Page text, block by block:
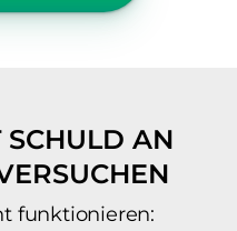
SCHULD
funktionieren: